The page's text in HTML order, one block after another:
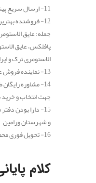
11- ارسال سریع پیش فاکتور برای مشتریان گرامی
12- فروشنده
جمله: عایق
پافلکس، عایق
الاستومری ترک و
13- نماینده فروش عایق الاستومری سانا در کشور
14- مشاوره
جهت انتخاب و خرید
15- دارا بودن
و شهرستان ورامین
16- تحویل فوری محصول خریداری شده
کلام